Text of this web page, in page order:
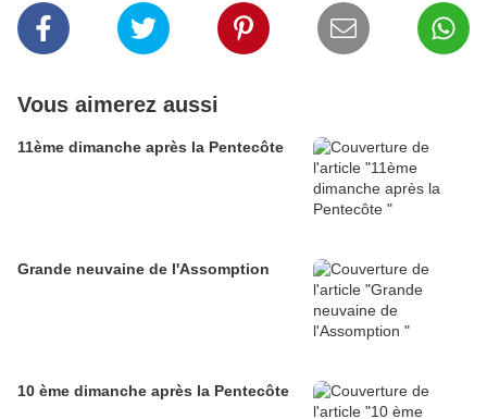
Vous aimerez aussi
11ème dimanche après la Pentecôte
Grande neuvaine de l'Assomption
10 ème dimanche après la Pentecôte